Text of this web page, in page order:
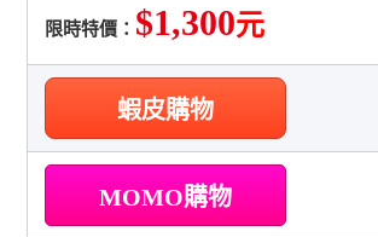
限時特價： $1,300元
蝦皮購物
MOMO購物